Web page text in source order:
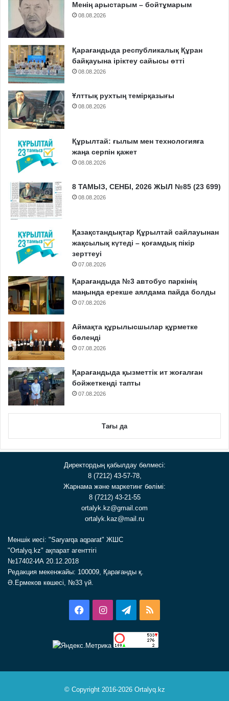
Менің арыстарым – бойтұмарым
08.08.2026
Қарағандыда республикалық Құран
байқауына іріктеу сайысы өтті
08.08.2026
Ұлттық рухтың темірқазығы
08.08.2026
Құрылтай: ғылым мен технологияға
жаңа серпін қажет
08.08.2026
8 ТАМЫЗ, СЕНБІ, 2026 ЖЫЛ №85 (23 699)
08.08.2026
Қазақстандықтар Құрылтай сайлауынан
жақсылық күтеді – қоғамдық пікір
зерттеуі
07.08.2026
Қарағандыда №3 автобус паркінің
маңында ерекше аялдама пайда болды
07.08.2026
Аймақта құрылысшылар құрметке
бөленді
07.08.2026
Қарағандыда қызметтік ит жоғалған
бойжеткенді тапты
07.08.2026
Тағы да
Директордың қабылдау бөлмесі:
8 (7212) 43-57-78,
Жарнама және маркетинг бөлімі:
8 (7212) 43-21-55
ortalyk.kz@gmail.com
ortalyk.kaz@mail.ru
Меншік иесі: "Saryarqa aqparat" ЖШС
"Ortalyq.kz" ақпарат агенттігі
№17402-ИА 20.12.2018
Редакция мекенжайы: 100009, Қарағанды қ.
Ә.Ермеков көшесі, №33 үй.
FacebookInstagramTelegram
© Copyright 2016-2026 Ortalyq.kz